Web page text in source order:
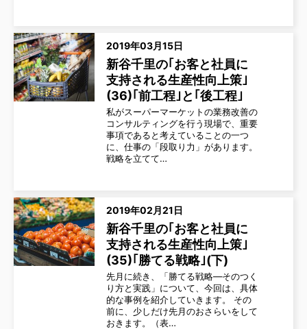
2019年03月15日
新谷千里の｢お客と社員に
支持される生産性向上策｣
(36)｢前工程｣と｢後工程｣
私がスーパーマーケットの業務改善の
コンサルティングを行う現場で、重要
事項であると考えていることの一つ
に、仕事の「段取り力」があります。
戦略を立てて…
2019年02月21日
新谷千里の｢お客と社員に
支持される生産性向上策｣
(35)｢勝てる戦略｣(下)
先月に続き、「勝てる戦略―そのつく
り方と実践」について、今回は、具体
的な事例を紹介していきます。 その
前に、少しだけ先月のおさらいをして
おきます。（表…